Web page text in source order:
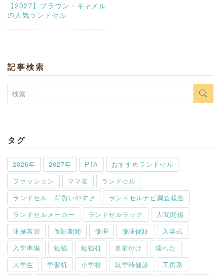
【2027】ブラウン・キャメル
の人気ランドセル
記事検索
検
タグ
2026年 2027年 PTA
おすすめランドセル
ファッション
ママ友
ランドセル
ランドセル 背負いやすさ
ランドセルナビ調査報告
ランドセルメーカー
ランドセルラック
人間関係
体操着袋
保証期間 修理 修理保証
入学式
入学準備
勉強 勉強机 名前付け
壊れた
大学生
学習机 小学校 就学時健診
工房系